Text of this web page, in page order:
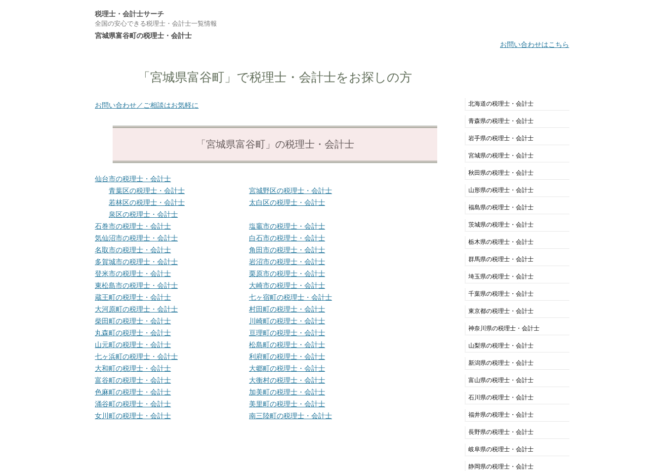
税理士・会計士サーチ
全国の安心できる税理士・会計士一覧情報
宮城県富谷町の税理士・会計士
お問い合わせはこちら
「宮城県富谷町」で税理士・会計士をお探しの方
お問い合わせ／ご相談はお気軽に
「宮城県富谷町」の税理士・会計士
仙台市の税理士・会計士
青葉区の税理士・会計士
宮城野区の税理士・会計士
若林区の税理士・会計士
太白区の税理士・会計士
泉区の税理士・会計士
石巻市の税理士・会計士
塩竈市の税理士・会計士
気仙沼市の税理士・会計士
白石市の税理士・会計士
名取市の税理士・会計士
角田市の税理士・会計士
多賀城市の税理士・会計士
岩沼市の税理士・会計士
登米市の税理士・会計士
栗原市の税理士・会計士
東松島市の税理士・会計士
大崎市の税理士・会計士
蔵王町の税理士・会計士
七ヶ宿町の税理士・会計士
大河原町の税理士・会計士
村田町の税理士・会計士
柴田町の税理士・会計士
川崎町の税理士・会計士
丸森町の税理士・会計士
亘理町の税理士・会計士
山元町の税理士・会計士
松島町の税理士・会計士
七ヶ浜町の税理士・会計士
利府町の税理士・会計士
大和町の税理士・会計士
大郷町の税理士・会計士
富谷町の税理士・会計士
大衡村の税理士・会計士
色麻町の税理士・会計士
加美町の税理士・会計士
涌谷町の税理士・会計士
美里町の税理士・会計士
女川町の税理士・会計士
南三陸町の税理士・会計士
北海道の税理士・会計士
青森県の税理士・会計士
岩手県の税理士・会計士
宮城県の税理士・会計士
秋田県の税理士・会計士
山形県の税理士・会計士
福島県の税理士・会計士
茨城県の税理士・会計士
栃木県の税理士・会計士
群馬県の税理士・会計士
埼玉県の税理士・会計士
千葉県の税理士・会計士
東京都の税理士・会計士
神奈川県の税理士・会計士
山梨県の税理士・会計士
新潟県の税理士・会計士
富山県の税理士・会計士
石川県の税理士・会計士
福井県の税理士・会計士
長野県の税理士・会計士
岐阜県の税理士・会計士
静岡県の税理士・会計士